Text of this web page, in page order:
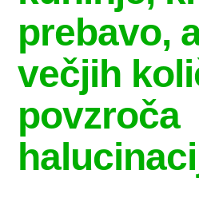
prebavo,
večjih
povzroča